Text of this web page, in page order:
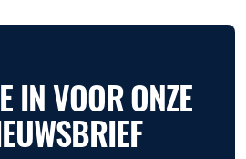
IN VOOR ONZE